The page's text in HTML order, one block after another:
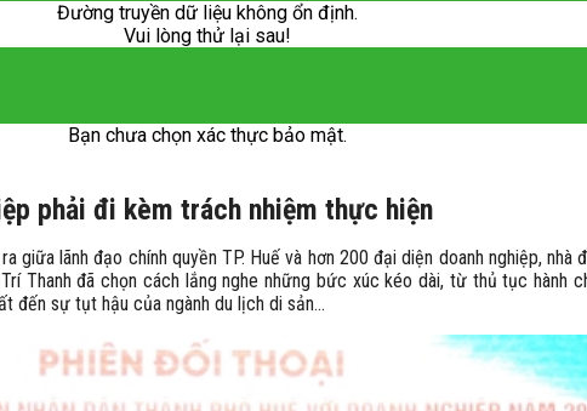
Đường truyền dữ liệu không ổn định.
Vui lòng thử lại sau!
Bạn chưa chọn xác thực bảo mật.
phải đi kèm trách nhiệm thực hiện
giữa lãnh đạo chính quyền TP. Huế và hơn 200 đại diện doanh nghiệp, nhà
Thanh đã chọn cách lắng nghe những bức xúc kéo dài, từ thủ tục hành
đến sự tụt hậu của ngành du lịch di sản...